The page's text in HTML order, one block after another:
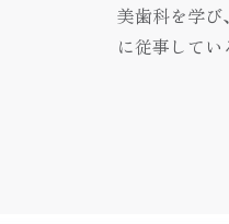
美歯科を学
に従事してい